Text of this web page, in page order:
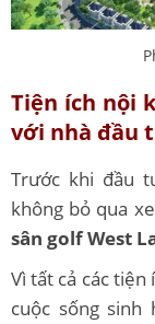
Tiện ích nội
với nhà đầu
Trước khi đầu
không bỏ qua
sân golf West
Vì tất cả các
cuộc sống